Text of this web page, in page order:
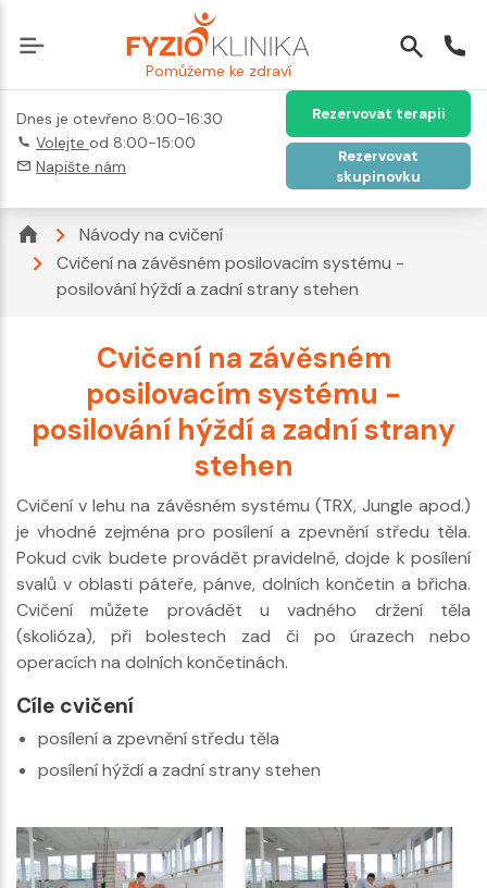
Pomůžeme ke zdraví
Dnes je otevřeno 8:00-16:30
Volejte od 8:00-15:00
Napište nám
Rezervovat terapii
Rezervovat
skupinovku
Návody na cvičení
Cvičení na závěsném posilovacím systému -
posilování hýždí a zadní strany stehen
Cvičení na závěsném
posilovacím systému -
posilování hýždí a zadní strany
stehen
Cvičení v lehu na závěsném systému (TRX, Jungle apod.)
je vhodné zejména pro posílení a zpevnění středu těla.
Pokud cvik budete provádět pravidelně, dojde k posílení
svalů v oblasti páteře, pánve, dolních končetin a břicha.
Cvičení můžete provádět u vadného držení těla
(skolióza), při bolestech zad či po úrazech nebo
operacích na dolních končetinách.
Cíle cvičení
posílení a zpevnění středu těla
posílení hýždí a zadní strany stehen